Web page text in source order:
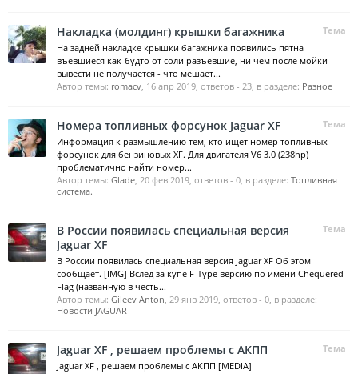
Тема
Накладка (молдинг) крышки багажника
На задней накладке крышки багажника появились пятна
въевшиеся как-будто от соли разъевшие, ни чем после мойки
вывести не получается - что мешает...
Автор темы: romacv, 16 апр 2019, ответов - 23, в разделе: Разное
Тема
Номера топливных форсунок Jaguar XF
Информация к размышлению тем, кто ищет номер топливных
форсунок для бензиновых XF. Для двигателя V6 3.0 (238hp)
проблематично найти номер...
Автор темы: Glade, 20 фев 2019, ответов - 0, в разделе: Топливная
система.
Тема
В России появилась специальная версия
Jaguar XF
В России появилась специальная версия Jaguar XF Об этом
сообщает. [IMG] Вслед за купе F-Type версию по имени Chequered
Flag (названную в честь...
Автор темы: Gileev Anton, 29 янв 2019, ответов - 0, в разделе:
Новости JAGUAR
Тема
Jaguar XF , решаем проблемы с АКПП
Jaguar XF , решаем проблемы с АКПП [MEDIA]